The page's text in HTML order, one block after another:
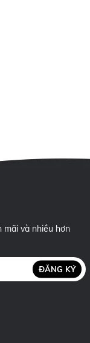
mãi và nhiều hơn
ĐĂNG KÝ